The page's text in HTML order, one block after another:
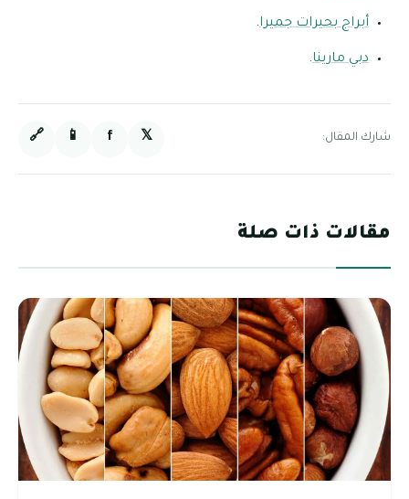
أبراج بحيرات جميرا.
دبي مارينا.
شارك المقال: 𝕏
f
📱
🔗
مقالات ذات صلة